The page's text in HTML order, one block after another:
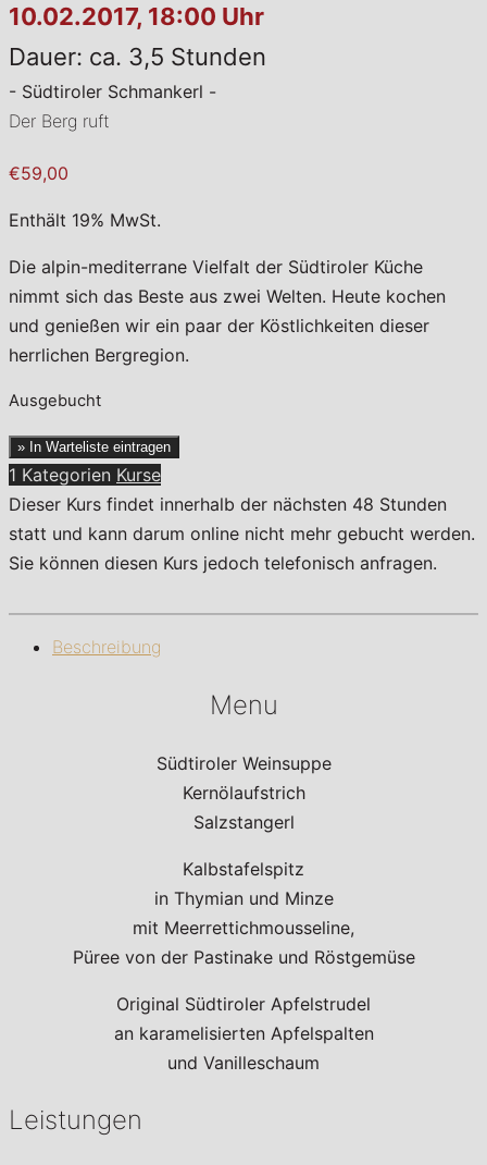
10.02.2017, 18:00 Uhr
Dauer: ca. 3,5 Stunden
- Südtiroler Schmankerl -
Der Berg ruft
€59,00
Enthält 19% MwSt.
Die alpin-mediterrane Vielfalt der Südtiroler Küche
nimmt sich das Beste aus zwei Welten. Heute kochen
und genießen wir ein paar der Köstlichkeiten dieser
herrlichen Bergregion.
Ausgebucht
» In Warteliste eintragen
1 Kategorien Kurse
Dieser Kurs findet innerhalb der nächsten 48 Stunden
statt und kann darum online nicht mehr gebucht werden.
Sie können diesen Kurs jedoch telefonisch anfragen.
Beschreibung
Menu
Südtiroler Weinsuppe
Kernölaufstrich
Salzstangerl
Kalbstafelspitz
in Thymian und Minze
mit Meerrettichmousseline,
Püree von der Pastinake und Röstgemüse
Original Südtiroler Apfelstrudel
an karamelisierten Apfelspalten
und Vanilleschaum
Leistungen